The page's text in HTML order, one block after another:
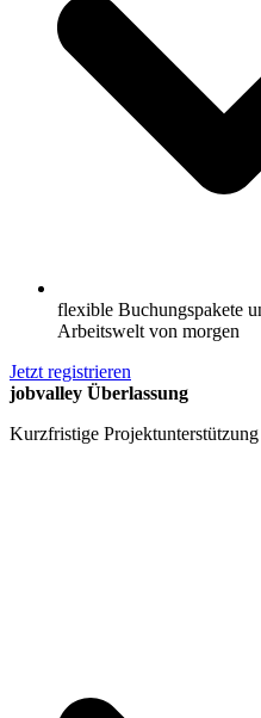
flexible Buchungspakete
Arbeitswelt von morgen
Jetzt registrieren
jobvalley Überlassung
Kurzfristige Projektunterstützung